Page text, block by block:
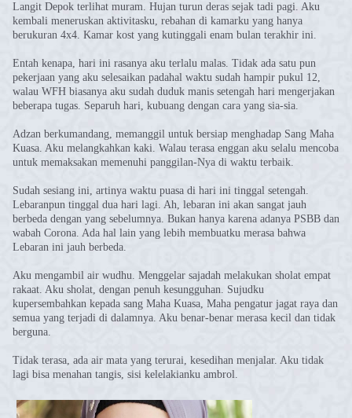
Langit Depok terlihat muram. Hujan turun deras sejak tadi pagi. Aku
kembali meneruskan aktivitasku, rebahan di kamarku yang hanya
berukuran 4x4. Kamar kost yang kutinggali enam bulan terakhir ini.
Entah kenapa, hari ini rasanya aku terlalu malas. Tidak ada satu pun
pekerjaan yang aku selesaikan padahal waktu sudah hampir pukul 12,
walau WFH biasanya aku sudah duduk manis setengah hari mengerjakan
beberapa tugas. Separuh hari, kubuang dengan cara yang sia-sia.
Adzan berkumandang, memanggil untuk bersiap menghadap Sang Maha
Kuasa. Aku melangkahkan kaki. Walau terasa enggan aku selalu mencoba
untuk memaksakan memenuhi panggilan-Nya di waktu terbaik.
Sudah sesiang ini, artinya waktu puasa di hari ini tinggal setengah.
Lebaranpun tinggal dua hari lagi. Ah, lebaran ini akan sangat jauh
berbeda dengan yang sebelumnya. Bukan hanya karena adanya PSBB dan
wabah Corona. Ada hal lain yang lebih membuatku merasa bahwa
Lebaran ini jauh berbeda.
Aku mengambil air wudhu. Menggelar sajadah melakukan sholat empat
rakaat. Aku sholat, dengan penuh kesungguhan. Sujudku
kupersembahkan kepada sang Maha Kuasa, Maha pengatur jagat raya dan
semua yang terjadi di dalamnya. Aku benar-benar merasa kecil dan tidak
berguna.
Tidak terasa, ada air mata yang terurai, kesedihan menjalar. Aku tidak
lagi bisa menahan tangis, sisi kelelakianku ambrol.